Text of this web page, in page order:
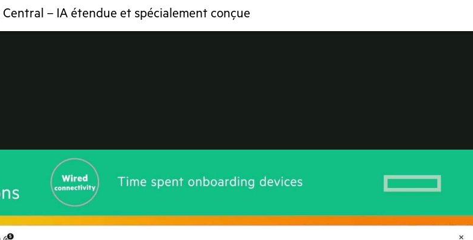
– IA étendue et spécialement conçue